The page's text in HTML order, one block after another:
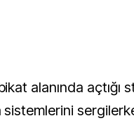
alanında açtığı
sistemlerini